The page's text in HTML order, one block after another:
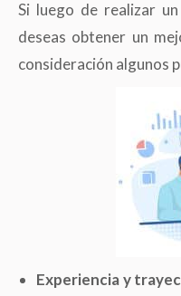
Si luego de realizar un
deseas obtener un
consideración algunos
Experiencia y